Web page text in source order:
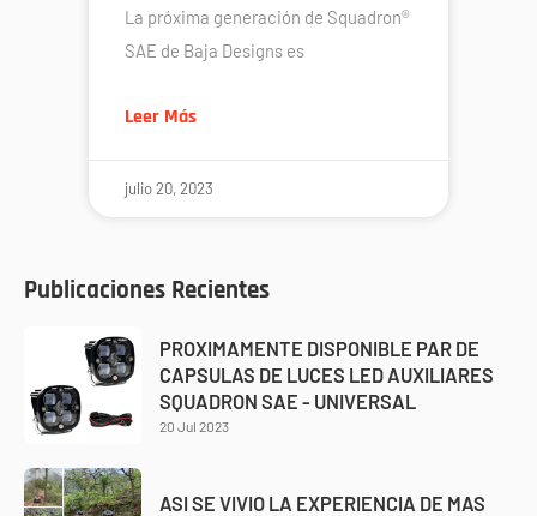
La próxima generación de Squadron®
SAE de Baja Designs es
Leer Más
julio 20, 2023
Publicaciones Recientes
PROXIMAMENTE DISPONIBLE PAR DE
CAPSULAS DE LUCES LED AUXILIARES
SQUADRON SAE - UNIVERSAL
20 Jul 2023
ASI SE VIVIO LA EXPERIENCIA DE MAS